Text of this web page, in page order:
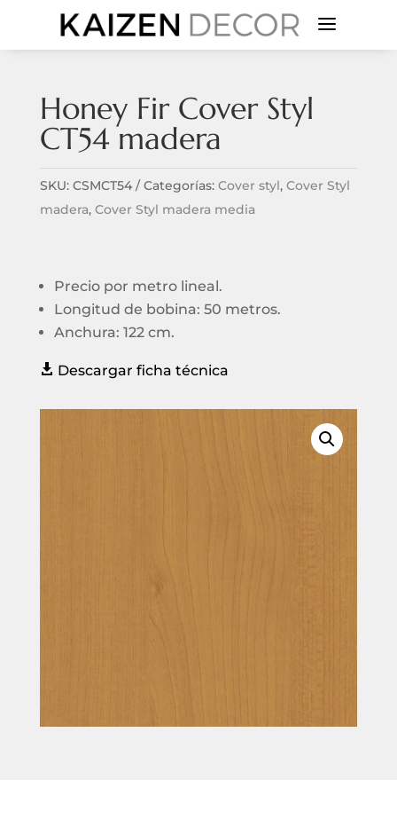
a
Honey Fir Cover Styl
CT54 madera
SKU: CSMCT54 Categorías: Cover styl, Cover Styl
madera, Cover Styl madera media
Precio por metro lineal.
Longitud de bobina: 50 metros.
Anchura: 122 cm.
 Descargar ficha técnica